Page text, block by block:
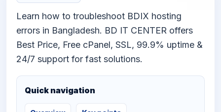
Learn how to troubleshoot BDIX hosting
errors in Bangladesh. BD IT CENTER offers
Best Price, Free cPanel, SSL, 99.9% uptime &
24/7 support for fast solutions.
Quick navigation